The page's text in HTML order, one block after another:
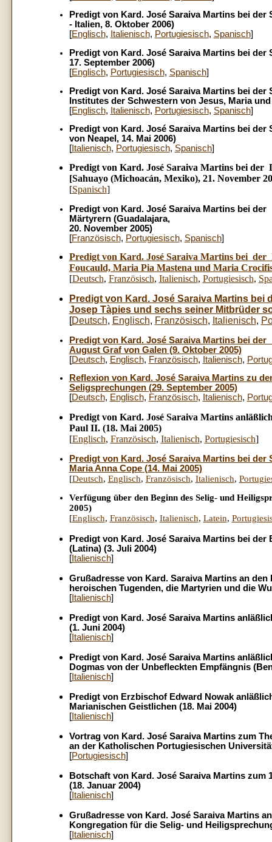
Predigt von Kard. José Saraiva Martins bei
- Italien, 8. Oktober 2006)
[Englisch, Italienisch, Portugiesisch, Spanisch]
Predigt von Kard. José Saraiva Martins bei
17. September 2006)
[Englisch, Portugiesisch, Spanisch]
Predigt von Kard. José Saraiva Martins bei
Institutes der Schwestern von Jesus, Maria
[Englisch, Italienisch, Portugiesisch, Spanisch]
Predigt von Kard. José Saraiva Martins bei
von Neapel, 14. Mai 2006)
[Italienisch, Portugiesisch, Spanisch]
Predigt von Kard. José Saraiva Martins bei der
[Sahuayo (Michoacán, Mexiko), 21. November
[Spanisch]
Predigt von Kard. José Saraiva Martins bei
Märtyrern (Guadalajara,
20. November 2005)
[Französisch, Portugiesisch, Spanisch]
Predigt von Kard. José Saraiva Martins bei der
Foucauld, Maria Pia Mastena und Maria
[Deutsch, Französisch, Italienisch, Portugiesisch,
Predigt von Kard. José Saraiva Martins
Josep Tàpies und sechs seiner Mitbrüder
[Deutsch, Englisch, Französisch, Italienisch,
Predigt von Kard. José Saraiva Martins bei
August Graf von Galen (9. Oktober 2005)
[Deutsch, Englisch, Französisch, Italienisch,
Reflexion von Kard. José Saraiva Martins zu
Seligsprechungen (29. September 2005)
[Deutsch, Englisch, Französisch, Italienisch,
Predigt von Kard. José Saraiva Martins
Paul II. (18. Mai 2005)
[Englisch, Französisch, Italienisch, Portugiesisch]
Predigt von Kard. José Saraiva Martins bei
Maria Anna Cope (14. Mai 2005)
[Deutsch, Englisch, Französisch, Italienisch,
Verfügung über den Beginn des Selig- und
2005)
[Englisch, Französisch, Italienisch, Latein,
Predigt von Kard. José Saraiva Martins bei
(Latina) (3. Juli 2004)
[Italienisch]
Grußadresse von Kard. Saraiva Martins an
heroischen Tugenden, die Martyrien und die
[Italienisch]
Predigt von Kard. José Saraiva Martins
(1. Juni 2004)
[Italienisch]
Predigt von Kard. José Saraiva Martins
Dogmas von der Unbefleckten Empfängnis
[Italienisch]
Predigt von Erzbischof Edward Nowak
Marianischen Geistlichen (18. Mai 2004)
[Italienisch]
Vortrag von Kard. José Saraiva Martins zum
an der Katholischen Portugiesischen
[Portugiesisch]
Botschaft von Kard. José Saraiva Martins
(18. Januar 2004)
[Italienisch]
Grußadresse von Kard. José Saraiva Martins
Kongregation für die Selig- und
[Italienisch]